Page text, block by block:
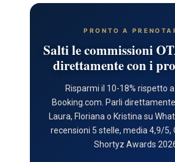
PRONTO A
Salti le commissioni
direttamente con i
Risparmi il 10-18% rispetto
Booking.com. Parli
Laura, Floriana o Kristina su
recensioni 5 stelle, media 4,9/5,
Shortyz Awards